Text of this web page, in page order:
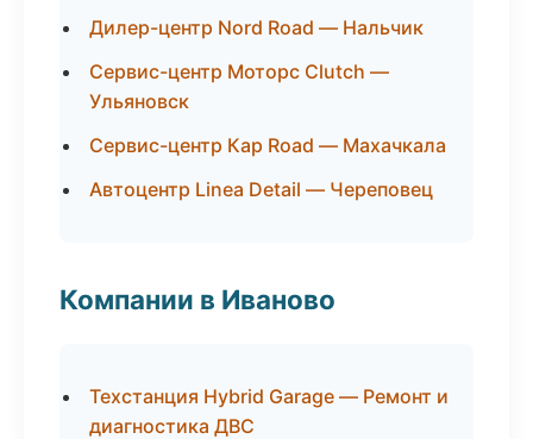
Дилер-центр Nord Road — Нальчик
Сервис-центр Моторс Clutch —
Ульяновск
Сервис-центр Кар Road — Махачкала
Автоцентр Linea Detail — Череповец
Компании в Иваново
Техстанция Hybrid Garage — Ремонт и
диагностика ДВС